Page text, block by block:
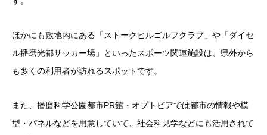
ほかにも敷地内にある「ストークヒルゴルフクラブ」や「ダイセ
ル播磨光都サッカー場」といったスポーツ関連施設は、県外から
も多くの利用者が訪れるスポットです。
また、播磨科学公園都市PR館・オプトピアでは都市の情報や模
型・パネルなどを用意していて、社会科見学などにも活用されて